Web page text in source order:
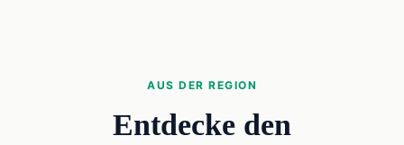
AUS DER REGION
Entdecke den